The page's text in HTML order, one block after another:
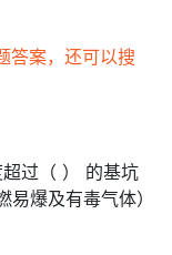
答案，还可以搜
过（ ） 的基坑
爆及有毒气体）